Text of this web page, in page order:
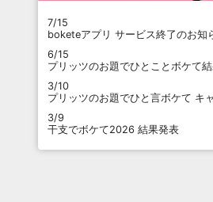
7/15
boketeアプリ サービス終了のお知
6/15
プリッツのお題でひとことボケて
3/10
プリッツのお題でひと言ボケて キ
3/9
干支でボケて2026 結果発表